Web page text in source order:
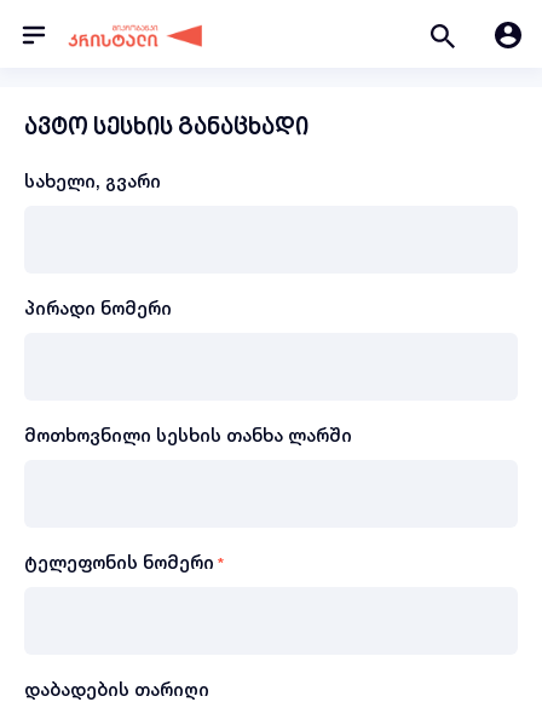
ავტო სესხის განაცხადი
სახელი, გვარი
პირადი ნომერი
მოთხოვნილი სესხის თანხა ლარში
ტელეფონის ნომერი *
დაბადების თარიღი